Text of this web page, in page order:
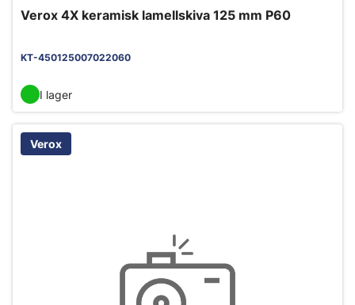
Verox 4X keramisk lamellskiva 125 mm P60
KT-450125007022060
I lager
Verox